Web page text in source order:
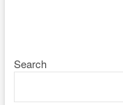
Search